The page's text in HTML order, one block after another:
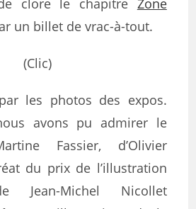
clore le chapitre Zone
un billet de vrac-à-tout.
(Clic)
les photos des expos.
avons pu admirer le
Fassier, d’Olivier
du prix de l’illustration
Jean-Michel Nicollet